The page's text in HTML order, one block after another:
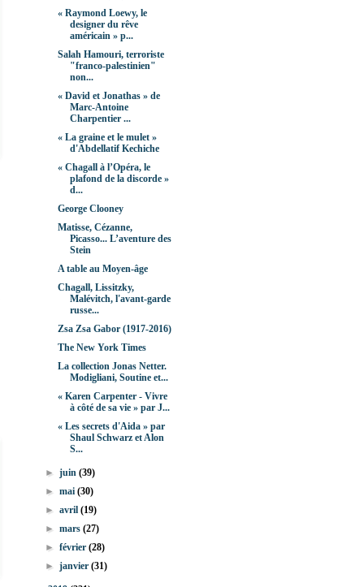
« Raymond Loewy, le
designer du rêve
américain » p...
Salah Hamouri, terroriste
"franco-palestinien"
non...
« David et Jonathas » de
Marc-Antoine
Charpentier ...
« La graine et le mulet »
d'Abdellatif Kechiche
« Chagall à l’Opéra, le
plafond de la discorde »
d...
George Clooney
Matisse, Cézanne,
Picasso... L’aventure des
Stein
A table au Moyen-âge
Chagall, Lissitzky,
Malévitch, l'avant-garde
russe...
Zsa Zsa Gabor (1917-2016)
The New York Times
La collection Jonas Netter.
Modigliani, Soutine et...
« Karen Carpenter - Vivre
à côté de sa vie » par J...
« Les secrets d'Aida » par
Shaul Schwarz et Alon
S...
►juin(39)
►mai(30)
►avril(19)
►mars(27)
►février(28)
►janvier(31)